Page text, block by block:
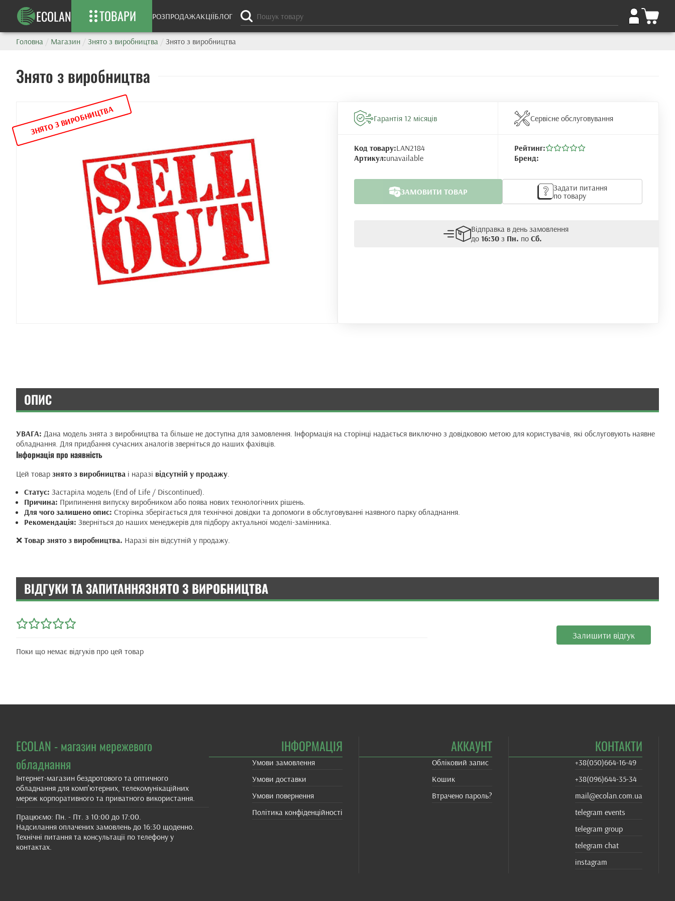
ECOLAN ТОВАРИ РОЗПРОДАЖАКЦІЇБЛОГ
Головна / Магазин / Знято з виробництва / Знято з виробництва
Знято з виробництва
ЗНЯТО З ВИРОБНИЦТВА Гарантія 12 місяців Сервісне обслуговування
Код товару:LAN2184
Артикул:unavailable
Рейтинг:
Бренд:
ЗАМОВИТИ ТОВАР
Задати питання
по товару
Відправка в день замовлення
до16:30 з Пн. поСб.
ОПИС
УВАГА: Дана модель знята з виробництва та більше не доступна для замовлення. Інформація на сторінці надається виключно з довідковою метою для користувачів, які обслуговують наявне
обладнання. Для придбання сучасних аналогів зверніться до наших фахівців.
Інформація про наявність
Цей товар знято з виробництва і наразі відсутній у продажу.
Статус: Застаріла модель (End of Life / Discontinued).
Причина: Припинення випуску виробником або поява нових технологічних рішень.
Для чого залишено опис: Сторінка зберігається для технічної довідки та допомоги в обслуговуванні наявного парку обладнання.
Рекомендація: Зверніться до наших менеджерів для підбору актуальної моделі-замінника.
❌ Товар знято з виробництва. Наразі він відсутній у продажу.
ВІДГУКИ ТА ЗАПИТАННЯЗНЯТО З ВИРОБНИЦТВА
Поки що немає відгуків про цей товар
Залишити відгук
ECOLAN - магазин мережевого
обладнання
Інтернет-магазин бездротового та оптичного
обладнання для комп'ютерних, телекомунікаційних
мереж корпоративного та приватного використання.
Працюємо: Пн. - Пт. з 10:00 до 17:00.
Надсилання оплачених замовлень до 16:30 щоденно.
Технічні питання та консультації по телефону у
контактах.
ІНФОРМАЦІЯ
Умови замовлення
Умови доставки
Умови повернення
Політика конфіденційності
АККАУНТ
Обліковий запис
Кошик
Втрачено пароль?
КОНТАКТИ
+38(‎050)664-16-49
+38‎(096)644-35-34
mail@ecolan.com.ua
telegram events
telegram group
telegram chat
instagram